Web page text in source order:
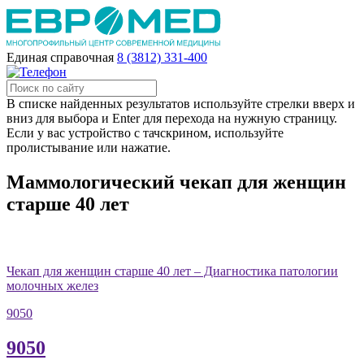
Единая справочная 8 (3812) 331-400
В списке найденных результатов используйте стрелки вверх и
вниз для выбора и Enter для перехода на нужную страницу.
Если у вас устройство с тачскрином, используйте
пролистывание или нажатие.
Маммологический чекап для женщин
старше 40 лет
Чекап для женщин старше 40 лет – Диагностика патологии
молочных желез
9050
9050